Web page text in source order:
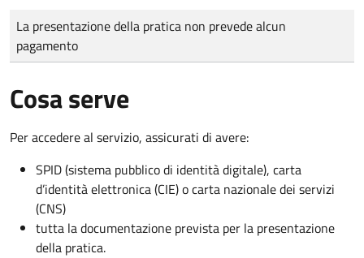
Tipo di pagamento
Importo
La presentazione della pratica non prevede alcun
pagamento
Cosa serve
Per accedere al servizio, assicurati di avere:
SPID (sistema pubblico di identità digitale), carta
d’identità elettronica (CIE) o carta nazionale dei servizi
(CNS)
tutta la documentazione prevista per la presentazione
della pratica.